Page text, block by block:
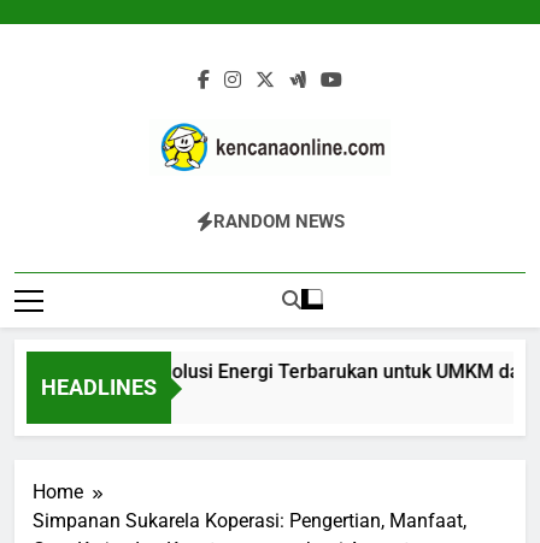
Kencana Online
Jasa Pengelolaan Sampah Kawasan
Dan Industri
RANDOM NEWS
HEADLINES
Biomassa: Solusi Energi Terbarukan untuk UMKM dan
Home
Simpanan Sukarela Koperasi: Pengertian, Manfaat,